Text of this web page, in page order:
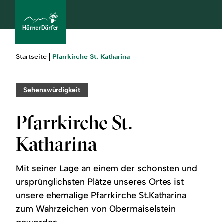
Urlaub
buchen
Sommer
Winter
Sie
Startseite Pfarrkirche St. Katharina
Sehenswürdigkeit
Pfarrkirche St.
Katharina
Mit seiner Lage an einem der schönsten und
ursprünglichsten Plätze unseres Ortes ist
unsere ehemalige Pfarrkirche St.Katharina
zum Wahrzeichen von Obermaiselstein